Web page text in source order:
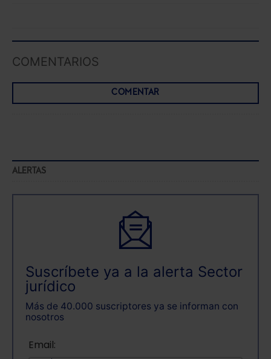
COMENTARIOS
COMENTAR
ALERTAS
Suscríbete ya a la alerta Sector
jurídico
Más de 40.000 suscriptores ya se informan con
nosotros
Email: